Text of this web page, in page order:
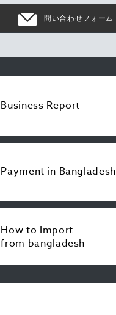
問い合わせフォーム
Business Report
Payment in Bangladesh
How to Import
from bangladesh